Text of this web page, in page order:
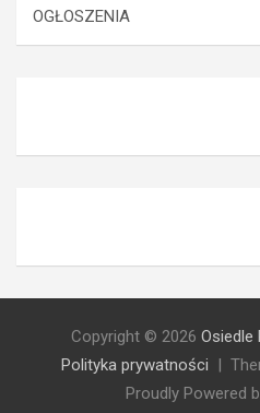
OGŁOSZENIA
Copyright © 2026 Osiedle
Polityka prywatności
Proudly Powered